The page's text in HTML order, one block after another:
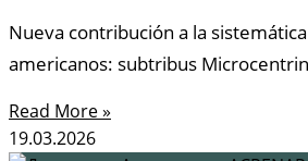
Nueva contribución a la
americanos: subtribus
Read More »
19.03.2026